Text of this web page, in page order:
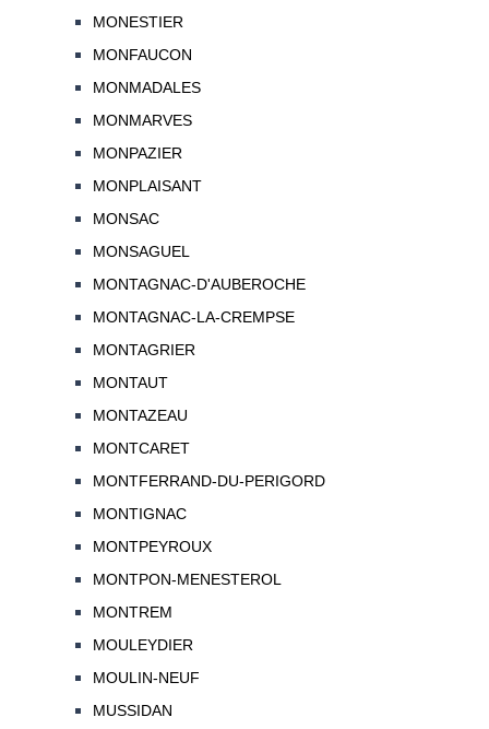
MONESTIER
MONFAUCON
MONMADALES
MONMARVES
MONPAZIER
MONPLAISANT
MONSAC
MONSAGUEL
MONTAGNAC-D'AUBEROCHE
MONTAGNAC-LA-CREMPSE
MONTAGRIER
MONTAUT
MONTAZEAU
MONTCARET
MONTFERRAND-DU-PERIGORD
MONTIGNAC
MONTPEYROUX
MONTPON-MENESTEROL
MONTREM
MOULEYDIER
MOULIN-NEUF
MUSSIDAN